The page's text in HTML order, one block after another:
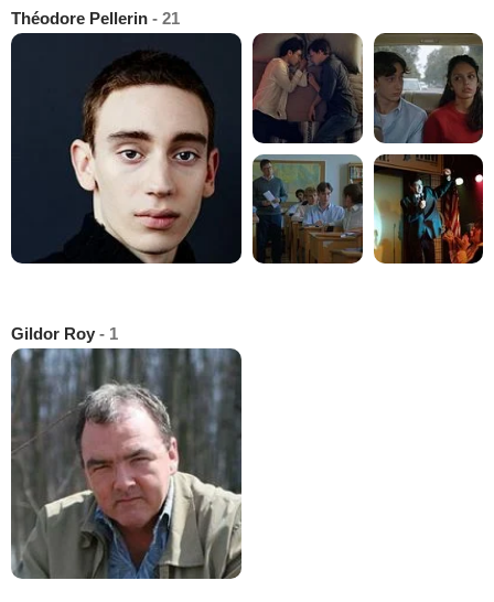
Théodore Pellerin - 21
Gildor Roy - 1